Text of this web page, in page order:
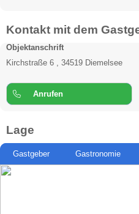
Kontakt mit dem
Objektanschrift
Kirchstraße 6 , 34519 Diemelsee
Anrufen
Lage
Gastgeber Gastronomie